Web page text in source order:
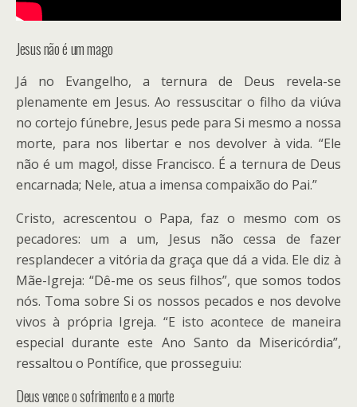
Jesus não é um mago
Já no Evangelho, a ternura de Deus revela-se
plenamente em Jesus. Ao ressuscitar o filho da viúva
no cortejo fúnebre, Jesus pede para Si mesmo a nossa
morte, para nos libertar e nos devolver à vida. “Ele
não é um mago!, disse Francisco. É a ternura de Deus
encarnada; Nele, atua a imensa compaixão do Pai.”
Cristo, acrescentou o Papa, faz o mesmo com os
pecadores: um a um, Jesus não cessa de fazer
resplandecer a vitória da graça que dá a vida. Ele diz à
Mãe-Igreja: “Dê-me os seus filhos”, que somos todos
nós. Toma sobre Si os nossos pecados e nos devolve
vivos à própria Igreja. “E isto acontece de maneira
especial durante este Ano Santo da Misericórdia”,
ressaltou o Pontífice, que prosseguiu:
Deus vence o sofrimento e a morte